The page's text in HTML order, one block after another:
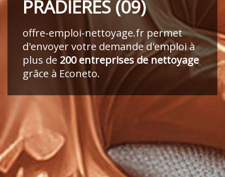
PRADIERES (09)
offre-emploi-nettoyage.frpermet
d'envoyer votre demande d'emploi à
plus de 200 entreprises de nettoyage
grâce à Econeto.